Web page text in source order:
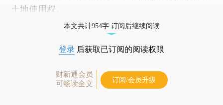
土地使用权。
本文共计954字 订阅后继续阅读
登录 后获取已订阅的阅读权限
财新通会员
可畅读全文
订阅/会员升级